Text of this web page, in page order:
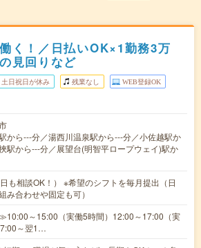
く！／日払いOK×1勤務3万
見回りなど
土日祝日が休み 残業なし WEB登録OK
から---分／湯西川温泉駅から---分／小佐越駅か
駅から---分／展望台(明智平ロープウェイ)駅か
も相談OK！） ※希望のシフトを毎月提出（日
み合わせや固定も可）
～15:00（実働5時間）12:00～17:00（実
～翌1…